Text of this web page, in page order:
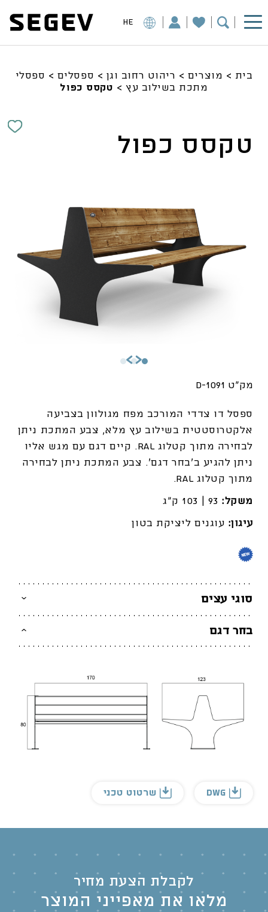
HE
בית > מוצרים > ריהוט רחוב וגן > ספסלים > ספסלי
מתכת בשילוב עץ > טקסס כפול
מק"ט 1091-D
ספסל דו צדדי המורכב מפח מגולוון בצביעה
אלקטרוסטטית בשילוב עץ מלא, צבע המתכת ניתן
לבחירה מתוך קטלוג RAL. קיים דגם עם מגש אליו
ניתן להגיע ב’בחר דגם’. צבע המתכת ניתן לבחירה
מתוך קטלוג RAL.
משקל: 93 | 103 ק"ג
עיגון: עוגנים ליציקת בטון
סוגי עצים
בחר דגם
DWG שרטוט טכני
טקסס כפול
לקבלת הצעת מחיר
מלאו את מאפייני המוצר